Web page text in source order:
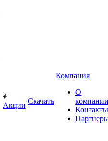
Акции
Скачать
Компания
О
компании
Контакты